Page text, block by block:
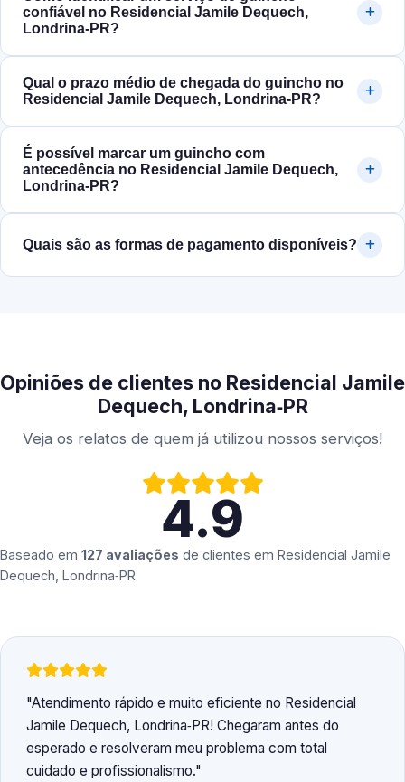
confiável no Residencial Jamile Dequech,
Londrina‑PR?
Qual o prazo médio de chegada do guincho no
Residencial Jamile Dequech, Londrina‑PR?
É possível marcar um guincho com
antecedência no Residencial Jamile Dequech,
Londrina‑PR?
Quais são as formas de pagamento disponíveis?
Opiniões de clientes no Residencial Jamile
Dequech, Londrina‑PR
Veja os relatos de quem já utilizou nossos serviços!
4.9
Baseado em 127 avaliações de clientes em Residencial Jamile
Dequech, Londrina‑PR
Atendimento rápido e muito eficiente no Residencial
Jamile Dequech, Londrina‑PR! Chegaram antes do
esperado e resolveram meu problema com total
cuidado e profissionalismo.